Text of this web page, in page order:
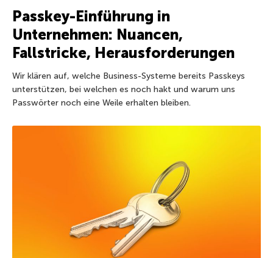
Passkey-Einführung in
Unternehmen: Nuancen,
Fallstricke, Herausforderungen
Wir klären auf, welche Business-Systeme bereits Passkeys
unterstützen, bei welchen es noch hakt und warum uns
Passwörter noch eine Weile erhalten bleiben.